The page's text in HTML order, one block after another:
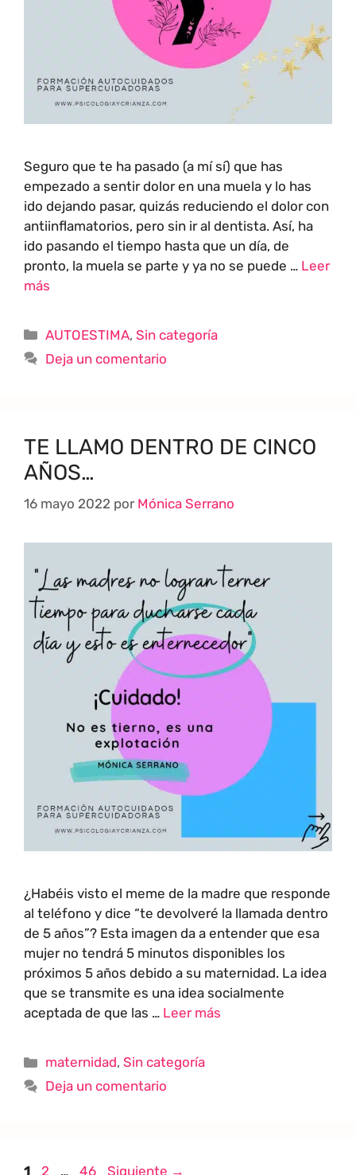
Seguro que te ha pasado (a mí sí) que has
empezado a sentir dolor en una muela y lo has
ido dejando pasar, quizás reduciendo el dolor con
antiinflamatorios, pero sin ir al dentista. Así, ha
ido pasando el tiempo hasta que un día, de
pronto, la muela se parte y ya no se puede … Leer
más
AUTOESTIMA,Sin categoría
Deja un comentario
TE LLAMO DENTRO DE CINCO
AÑOS…
16 mayo 2022 por Mónica Serrano
¿Habéis visto el meme de la madre que responde
al teléfono y dice “te devolveré la llamada dentro
de 5 años”? Esta imagen da a entender que esa
mujer no tendrá 5 minutos disponibles los
próximos 5 años debido a su maternidad. La idea
que se transmite es una idea socialmente
aceptada de que las … Leer más
maternidad,Sin categoría
Deja un comentario
1 2 … 46 Siguiente →